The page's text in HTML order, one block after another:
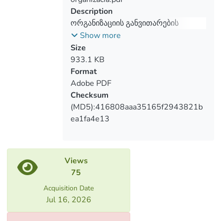
Recommendations were proposed to
improve future operational strategies of
the organization.
Description
ორგანიზაციის განვითარების
სტრატეგიები ქართულ-ბრიტანული
კოლაბორაციის მოდელის
მიხედვით
Show more
Size
933.1 KB
Format
Adobe PDF
Checksum
(MD5):416808aaa35165f2943821b
ea1fa4e13
Views
75
Acquisition Date
Jul 16, 2026